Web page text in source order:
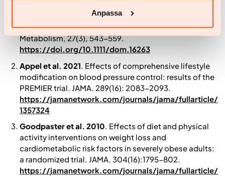
Anpassa
complications: The interplay of adipose tissue,
inflammation and fibrosis.Diabetes, Obesity and
Metabolism, 27(3), 543-559.
https://doi.org/10.1111/dom.16263
Appel et al. 2021 . Effects of comprehensive lifestyle
modification on blood pressure control: results of the
PREMIER trial.
JAMA. 289(16): 2083-2093.
https://jamanetwork.com/journals/jama/fullarticle/
1357324
Goodpaster et al. 2010. Effects of diet and physical
activity interventions on weight loss and
cardiometabolic risk factors in severely obese adults:
a randomized trial. JAMA. 304(16):1795-802.
https://jamanetwork.com/journals/jama/fullarticle/